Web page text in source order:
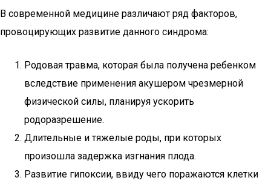
В современной медицине различают ряд факторов,
провоцирующих развитие данного синдрома:
Родовая травма, которая была получена ребенком
вследствие применения акушером чрезмерной
физической силы, планируя ускорить
родоразрешение.
Длительные и тяжелые роды, при которых
произошла задержка изгнания плода.
Развитие гипоксии, ввиду чего поражаются клетки